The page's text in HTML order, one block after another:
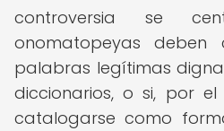
controversia se
onomatopeyas deben
palabras legítimas
diccionarios, o si, por
catalogarse como